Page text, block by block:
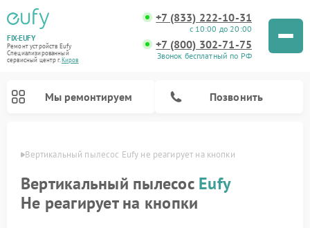
FIX-EUFY
Ремонт устройств Eufy
Специализированный
cервисный центр г.Киров
+7 (833) 222-10-31
с 10:00 до 20:00
+7 (800) 302-71-75
Звонок бесплатный по РФ
Мы ремонтируем Позвонить
Вертикальный пылесос Eufy не реагирует на кнопки
Вертикальный пылесос Eufy
Не реагирует на кнопки